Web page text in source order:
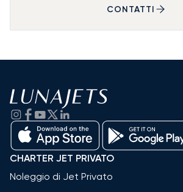
CONTATTI
CHARTER JET PRIVATO
Noleggio di Jet Privato